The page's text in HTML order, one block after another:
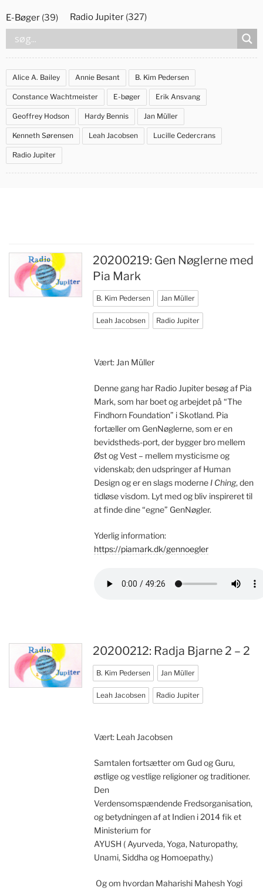
til
indhold
E-Bøger (39) Radio Jupiter (327)
Alice A. Bailey Annie Besant B. Kim Pedersen
Constance Wachtmeister E-bøger Erik Ansvang
Geoffrey Hodson Hardy Bennis Jan Müller
Kenneth Sørensen Leah Jacobsen Lucille Cedercrans
Radio Jupiter
20200219: Gen Nøglerne med
Pia Mark
B. Kim Pedersen Jan Müller
Leah Jacobsen Radio Jupiter
Vært: Jan Müller
Denne gang har Radio Jupiter besøg af Pia
Mark, som har boet og arbejdet på “The
Findhorn Foundation” i Skotland. Pia
fortæller om GenNøglerne, som er en
bevidstheds-port, der bygger bro mellem
Øst og Vest – mellem mysticisme og
videnskab; den udspringer af Human
Design og er en slags moderne I Ching, den
tidløse visdom. Lyt med og bliv inspireret til
at finde dine “egne” GenNøgler.
Yderlig information:
https://piamark.dk/gennoegler
20200212: Radja Bjarne 2 – 2
B. Kim Pedersen Jan Müller
Leah Jacobsen Radio Jupiter
Vært: Leah Jacobsen
Samtalen fortsætter om Gud og Guru,
østlige og vestlige religioner og traditioner.
Den
Verdensomspændende Fredsorganisation,
og betydningen af at Indien i 2014 fik et
Ministerium for
AYUSH ( Ayurveda, Yoga, Naturopathy,
Unami, Siddha og Homoepathy.)
Og om hvordan Maharishi Mahesh Yogi
Indlægsinddeling